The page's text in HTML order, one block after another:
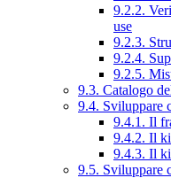
9.2.2.
use
9.2.3.
9.2.4.
9.2.5.
9.3. Catalogo
9.4. Sviluppare
9.4.1. Il
9.4.2. Il
9.4.3. Il
9.5. Sviluppare